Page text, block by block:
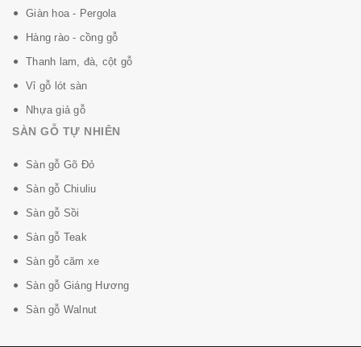
Giàn hoa - Pergola
Hàng rào - cồng gỗ
Thanh lam, đà, cột gỗ
Vỉ gỗ lót sàn
Nhựa giả gỗ
SÀN GỖ TỰ NHIÊN
Sàn gỗ Gõ Đỏ
Sàn gỗ Chiuliu
Sàn gỗ Sồi
Sàn gỗ Teak
Sàn gỗ căm xe
Sàn gỗ Giáng Hương
Sàn gỗ Walnut